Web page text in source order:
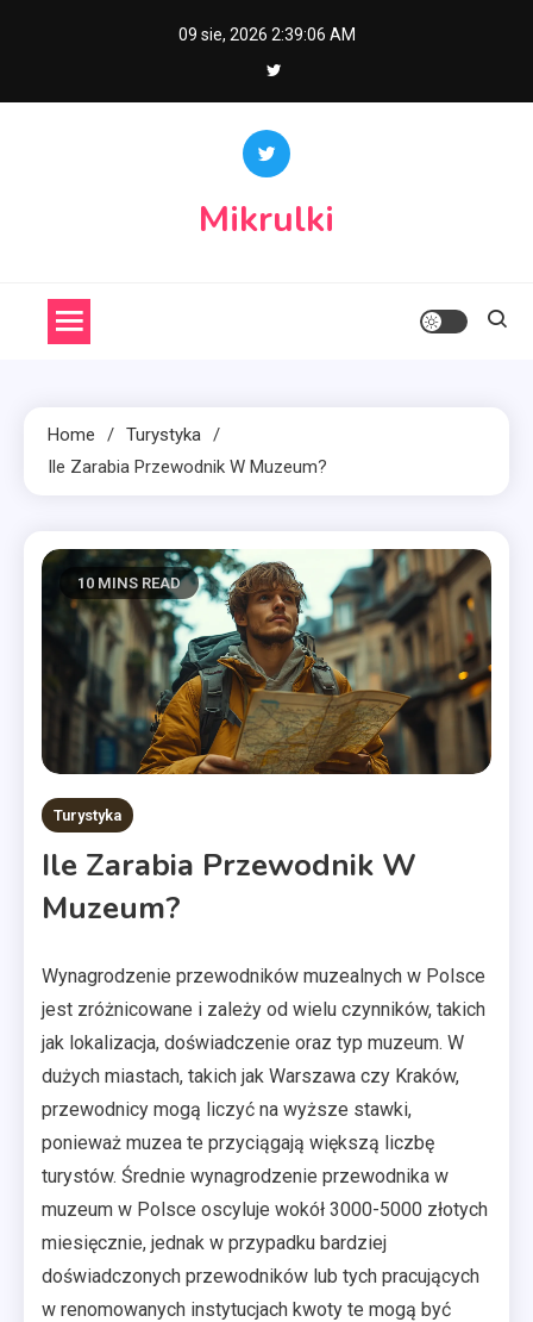
09 sie, 2026 2:39:07 AM
Mikrulki
Home
Turystyka
Ile Zarabia Przewodnik W Muzeum?
10 MINS READ
Turystyka
Ile Zarabia Przewodnik W
Muzeum?
Wynagrodzenie przewodników muzealnych w Polsce
jest zróżnicowane i zależy od wielu czynników, takich
jak lokalizacja, doświadczenie oraz typ muzeum. W
dużych miastach, takich jak Warszawa czy Kraków,
przewodnicy mogą liczyć na wyższe stawki,
ponieważ muzea te przyciągają większą liczbę
turystów. Średnie wynagrodzenie przewodnika w
muzeum w Polsce oscyluje wokół 3000-5000 złotych
miesięcznie, jednak w przypadku bardziej
doświadczonych przewodników lub tych pracujących
w renomowanych instytucjach kwoty te mogą być